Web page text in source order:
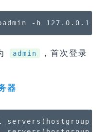
-h 127.0.0.1 -
admin
，首次登录
器